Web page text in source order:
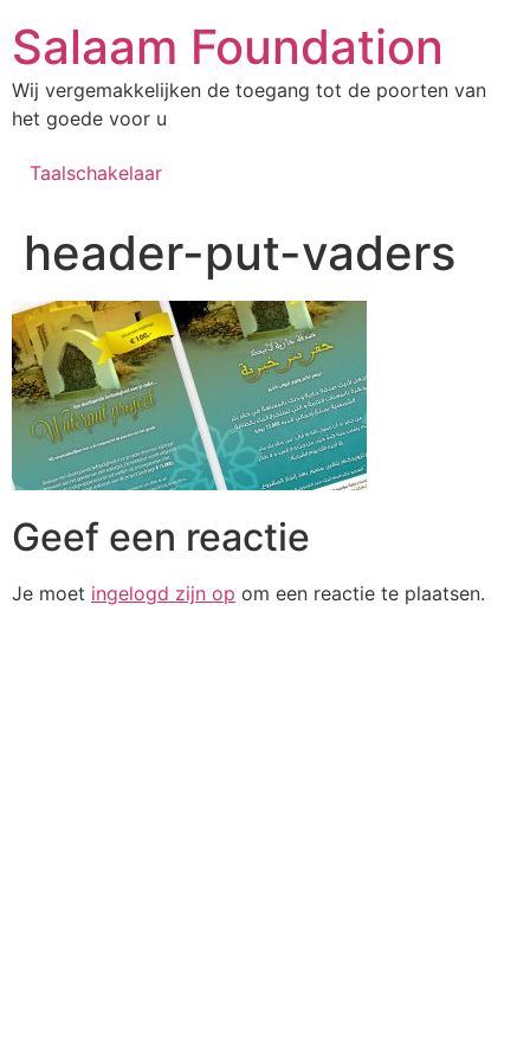
Salaam Foundation
Wij vergemakkelijken de toegang tot de poorten van
het goede voor u
Taalschakelaar
header-put-vaders
Geef een reactie
Je moet ingelogd zijn op om een reactie te plaatsen.